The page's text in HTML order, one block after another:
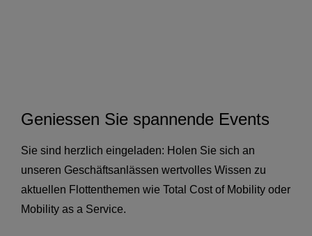
Geniessen Sie spannende Events
Sie sind herzlich eingeladen: Holen Sie sich an
unseren Geschäftsanlässen wertvolles Wissen zu
aktuellen Flottenthemen wie Total Cost of Mobility oder
Mobility as a Service.